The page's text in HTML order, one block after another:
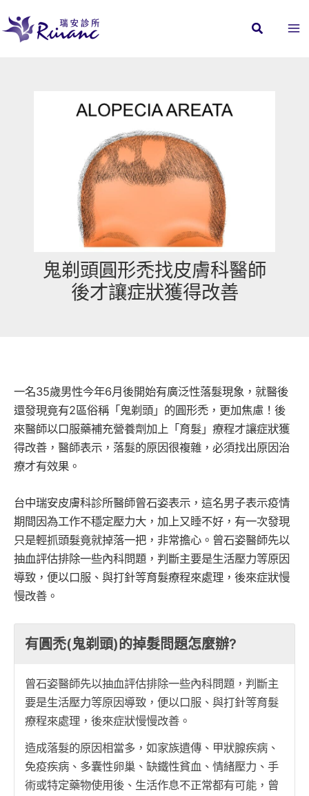
至
鬼剃頭圓形禿找皮膚科醫師
後才讓症狀獲得改善
一名35歲男性今年6月後開始有廣泛性落髮現象，就醫後
還發現竟有2區俗稱「鬼剃頭」的圓形禿，更加焦慮！後
來醫師以口服藥補充營養劑加上「育髮」療程才讓症狀獲
得改善，醫師表示，落髮的原因很複雜，必須找出原因治
療才有效果。
台中瑞安皮膚科診所醫師曾石姿表示，這名男子表示疫情
期間因為工作不穩定壓力大，加上又睡不好，有一次發現
只是輕抓頭髮竟就掉落一把，非常擔心。曾石姿醫師先以
抽血評估排除一些內科問題，判斷主要是生活壓力等原因
導致，便以口服、與打針等育髮療程來處理，後來症狀慢
慢改善。
有圓禿(鬼剃頭)的掉髮問題怎麼辦?
曾石姿醫師先以抽血評估排除一些內科問題，判斷主
要是生活壓力等原因導致，便以口服、與打針等育髮
療程來處理，後來症狀慢慢改善。
造成落髮的原因相當多，如家族遺傳、甲狀腺疾病、
免疫疾病、多囊性卵巢、缺鐵性貧血、情緒壓力、手
術或特定藥物使用後、生活作息不正常都有可能，曾